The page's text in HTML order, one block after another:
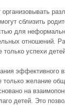
сблизить
для
отношений.
только успехи
эффективного
только желание
на
детей. Это